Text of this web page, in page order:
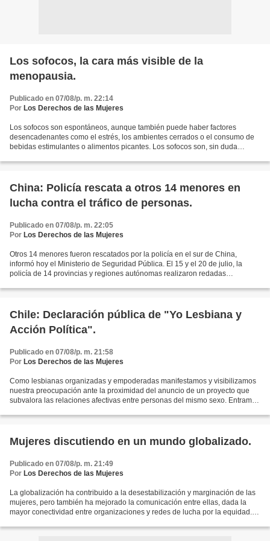
Los sofocos, la cara más visible de la
menopausia.
Publicado en 07/08/p. m. 22:14
Por Los Derechos de las Mujeres
Los sofocos son espontáneos, aunque también puede haber factores
desencadenantes como el estrés, los ambientes cerrados o el consumo de
bebidas estimulantes o alimentos picantes. Los sofocos son, sin duda
China: Policía rescata a otros 14 menores en
lucha contra el tráfico de personas.
Publicado en 07/08/p. m. 22:05
Por Los Derechos de las Mujeres
Otros 14 menores fueron rescatados por la policía en el sur de China,
informó hoy el Ministerio de Seguridad Pública. El 15 y el 20 de julio, la
policía de 14 provincias y regiones autónomas realizaron redadas
Chile: Declaración pública de "Yo Lesbiana y
Acción Política".
Publicado en 07/08/p. m. 21:58
Por Los Derechos de las Mujeres
Como lesbianas organizadas y empoderadas manifestamos y visibilizamos
nuestra preocupación ante la proximidad del anuncio de un proyecto que
subvalora las relaciones afectivas entre personas del mismo sexo. Entramos
Mujeres discutiendo en un mundo globalizado.
Publicado en 07/08/p. m. 21:49
Por Los Derechos de las Mujeres
La globalización ha contribuido a la desestabilización y marginación de las
mujeres, pero también ha mejorado la comunicación entre ellas, dada la
mayor conectividad entre organizaciones y redes de lucha por la equidad.